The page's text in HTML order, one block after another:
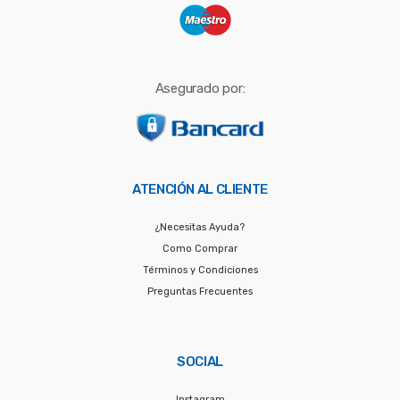
Asegurado por:
ATENCIÓN AL CLIENTE
¿Necesitas Ayuda?
Como Comprar
Términos y Condiciones
Preguntas Frecuentes
SOCIAL